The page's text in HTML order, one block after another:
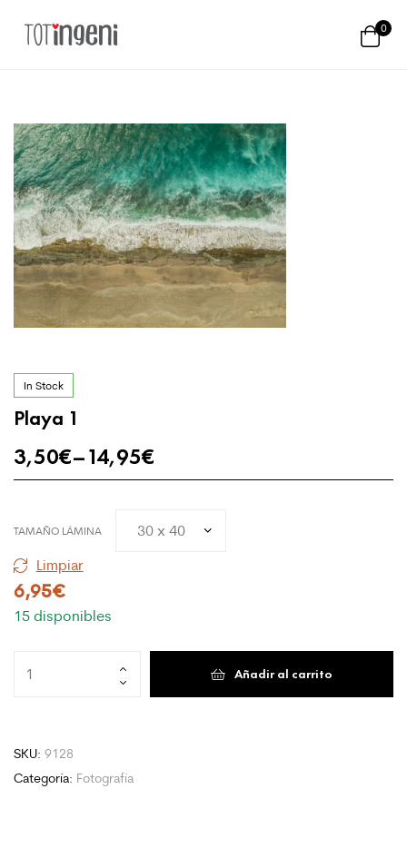
0
In Stock
Playa 1
3,50€–14,95€
TAMAÑO LÁMINA
Limpiar
6,95€
15 disponibles
Añadir al carrito
SKU: 9128
Categoría: Fotografía